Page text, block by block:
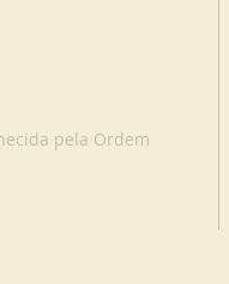
pela Ordem